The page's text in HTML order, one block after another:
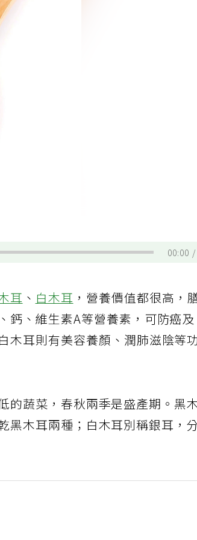
00:00
耳 、白木耳 ，營養價值都很高，
鈣、維生素A等營養素，可防癌及
木耳則有美容養顏、潤肺滋陰等
的蔬菜，春秋兩季是盛產期。黑
黑木耳兩種；白木耳別稱銀耳，